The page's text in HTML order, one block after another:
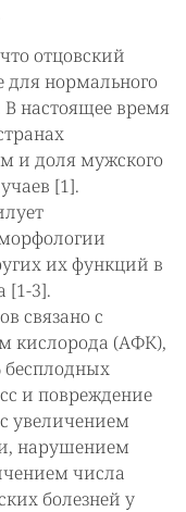
отцовский
нормального
В настоящее время
и доля мужского
[1].
их функций в
[1-3].
связано с
кислорода (АФК),
и повреждение
увеличением
нарушением
числа
болезней у